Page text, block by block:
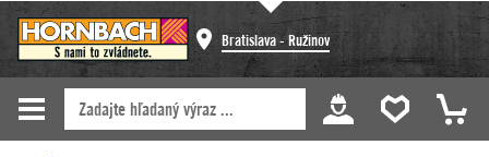
Bratislava - Ružinov